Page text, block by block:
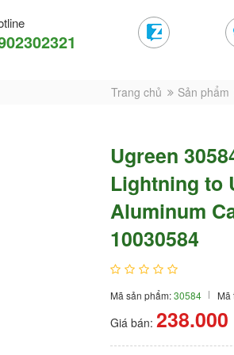
Trang chủ Sản phẩm
Ugreen
Lightning to
Aluminum
10030584
Mã sản phẩm:30584 Mã
Giá bán: 238.000